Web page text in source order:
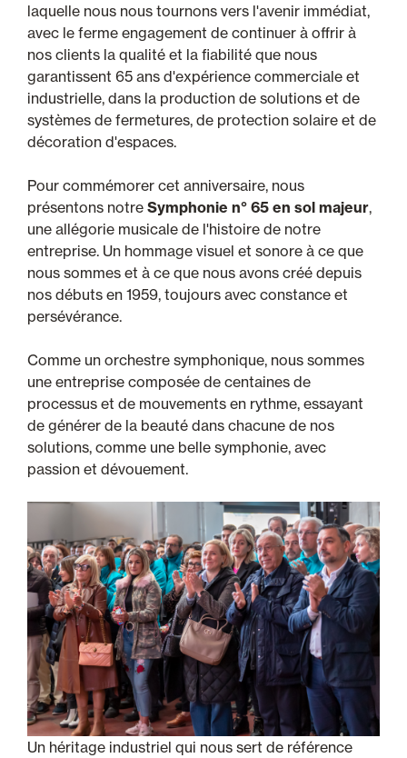
laquelle nous nous tournons vers l'avenir immédiat,
avec le ferme engagement de continuer à offrir à
nos clients la qualité et la fiabilité que nous
garantissent 65 ans d'expérience commerciale et
industrielle, dans la production de solutions et de
systèmes de fermetures, de protection solaire et de
décoration d'espaces.
Pour commémorer cet anniversaire, nous
présentons notre Symphonie n° 65 en sol majeur,
une allégorie musicale de l'histoire de notre
entreprise. Un hommage visuel et sonore à ce que
nous sommes et à ce que nous avons créé depuis
nos débuts en 1959, toujours avec constance et
persévérance.
Comme un orchestre symphonique, nous sommes
une entreprise composée de centaines de
processus et de mouvements en rythme, essayant
de générer de la beauté dans chacune de nos
solutions, comme une belle symphonie, avec
passion et dévouement.
Un héritage industriel qui nous sert de référence